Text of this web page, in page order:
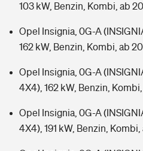
103 kW, Benzin, Kombi, ab
Opel Insignia, 0G-A
162 kW, Benzin, Kombi, ab
Opel Insignia, 0G-A
4X4), 162 kW, Benzin,
Opel Insignia, 0G-A
4X4), 191 kW, Benzin,